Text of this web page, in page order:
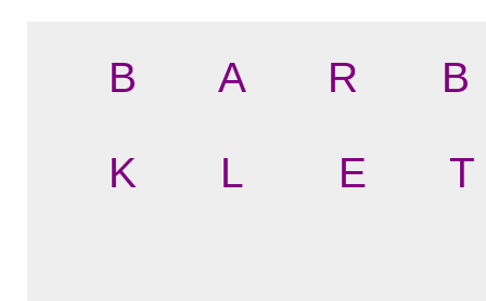
B A R
K L E